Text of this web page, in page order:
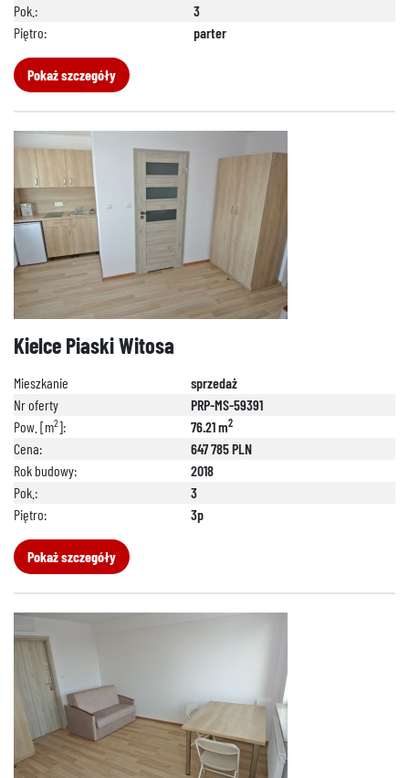
Pok.:
3
Piętro:
parter
Pokaż szczegóły
Kielce Piaski Witosa
Mieszkanie
sprzedaż
Nr oferty
PRP-MS-59391
Pow. [m2]: 76.21 m2
Cena:
647 785 PLN
Rok budowy:
2018
Pok.:
3
Piętro:
3p
Pokaż szczegóły
888 889 661